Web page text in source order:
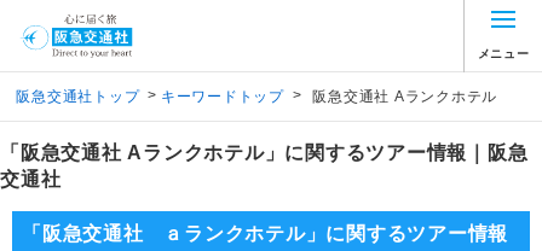
メニュー
阪急交通社トップ > キーワードトップ > 阪急交通社 Aランクホテル
「阪急交通社 Aランクホテル」に関するツアー情報｜阪急
交通社
「阪急交通社 ａランクホテル」に関するツアー情報